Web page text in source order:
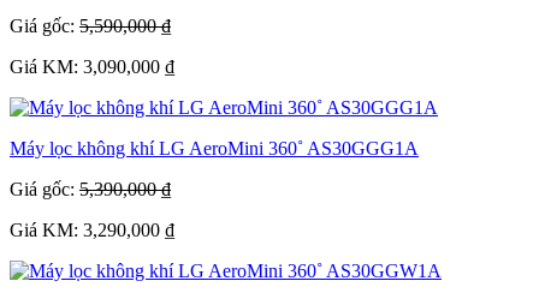
Giá gốc: 5,590,000 ₫
Giá KM: 3,090,000 ₫
Máy lọc không khí LG AeroMini 360˚ AS30GGG1A
Giá gốc: 5,390,000 ₫
Giá KM: 3,290,000 ₫